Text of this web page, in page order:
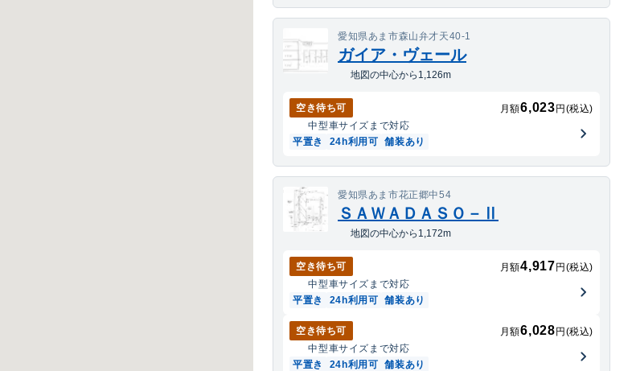
愛知県あま市森山弁才天40-1
ガイア・ヴェール
地図の中心から1,126m
空き待ち可 月額6,023 円(税込)
中型車サイズまで対応
平置き
24h利用可 舗装あり
愛知県あま市花正郷中54
ＳＡＷＡＤＡＳＯ－Ⅱ
地図の中心から1,172m
空き待ち可 月額4,917 円(税込)
中型車サイズまで対応
平置き
24h利用可 舗装あり
空き待ち可 月額6,028 円(税込)
中型車サイズまで対応
平置き
24h利用可 舗装あり